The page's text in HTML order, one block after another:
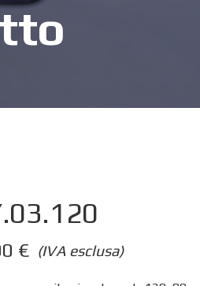
(IVA esclusa)
€